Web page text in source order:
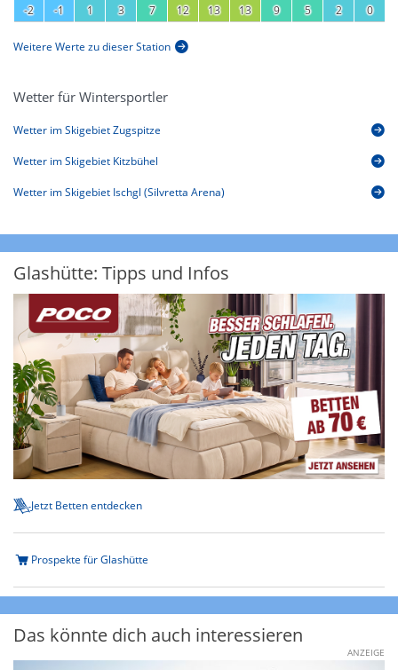
-2 -1 1 3 7 12 13 13 9 5 2 0
Weitere Werte zu dieser Station
Wetter für Wintersportler
Wetter im Skigebiet Zugspitze
Wetter im Skigebiet Kitzbühel
Wetter im Skigebiet Ischgl (Silvretta Arena)
Glashütte: Tipps und Infos
Jetzt Betten entdecken
Prospekte für Glashütte
Das könnte dich auch interessieren
ANZEIGE